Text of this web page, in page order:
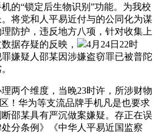
的“锁定后生物识别”功能。为我校
将党和人平易近付与的公同化为谋
防护，违反地方八项，针对收集上
据存疑的反映，
4月24日22时
嫌疑人邵某因涉嫌盗窃罪已被普陀
个维度，当晚23时许，所涉财物
！华为等支流品牌手机凡是也要求
邵某具有严沉做案嫌疑。存正在误
分条例》《中华人平易近国监察